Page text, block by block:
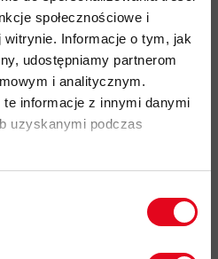
społecznościowe i
Informacje o tym, jak
udostępniamy partnerom
i analitycznym.
te informacje z innymi danymi
uzyskanymi podczas
mnie
Innominata Light ML Jacket Men.
ciepło. Zastosowany
na ramionach chronią
do trekkingu oraz sprawdzi się